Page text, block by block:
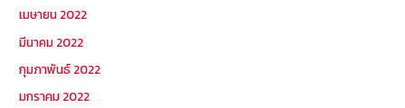
เมษายน 2022
มีนาคม 2022
กุมภาพันธ์ 2022
มกราคม 2022